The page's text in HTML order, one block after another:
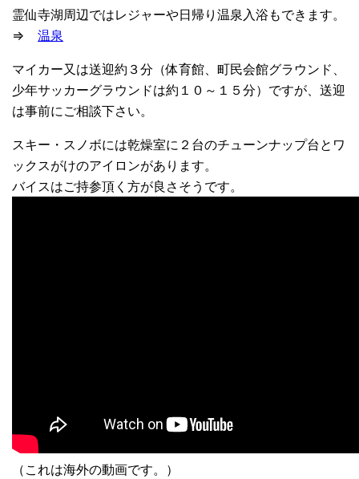
霊仙寺湖周辺ではレジャーや日帰り温泉入浴もできます。
⇒温泉
マイカー又は送迎約３分（体育館、町民会館グラウンド、
少年サッカーグラウンドは約１０～１５分）ですが、送迎
は事前にご相談下さい。
スキー・スノボには乾燥室に２台のチューンナップ台とワ
ックスがけのアイロンがあります。
バイスはご持参頂く方が良さそうです。
（これは海外の動画です。）